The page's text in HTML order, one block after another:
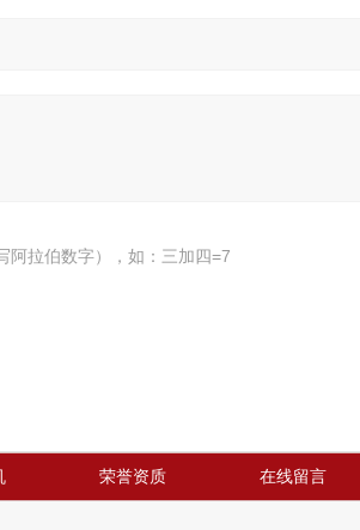
阿拉伯数字），如：三加四=7
荣誉资质 在线留言